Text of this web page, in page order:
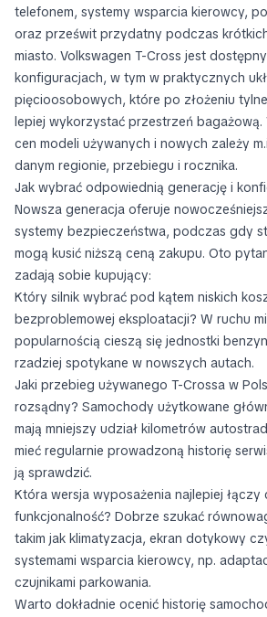
telefonem, systemy wsparcia kierowcy,
oraz prześwit przydatny podczas
miasto. Volkswagen T-Cross jest
konfiguracjach, w tym w praktycznych
pięcioosobowych, które po złożeniu
lepiej wykorzystać przestrzeń
cen modeli używanych i nowych zależy
danym regionie, przebiegu i rocznika.
Jak wybrać odpowiednią generację i
Nowsza generacja oferuje
systemy bezpieczeństwa, podczas gdy
mogą kusić niższą ceną zakupu. Oto
zadają sobie kupujący:
Który silnik wybrać pod kątem niskich
bezproblemowej eksploatacji? W ruchu
popularnością cieszą się jednostki
rzadziej spotykane w nowszych autach.
Jaki przebieg używanego T-Crossa w
rozsądny? Samochody użytkowane
mają mniejszy udział kilometrów
mieć regularnie prowadzoną historię
ją sprawdzić.
Która wersja wyposażenia najlepiej łączy
funkcjonalność? Dobrze szukać
takim jak klimatyzacja, ekran dotykowy
systemami wsparcia kierowcy, np.
czujnikami parkowania.
Warto dokładnie ocenić historię